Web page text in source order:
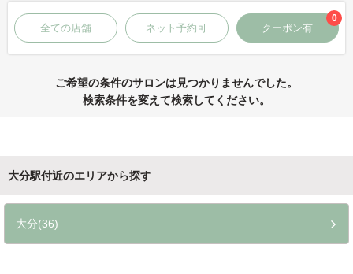
全ての店舗 ネット予約可 クーポン有
0
ご希望の条件のサロンは見つかりませんでした。
検索条件を変えて検索してください。
大分駅付近のエリアから探す
大分(36)